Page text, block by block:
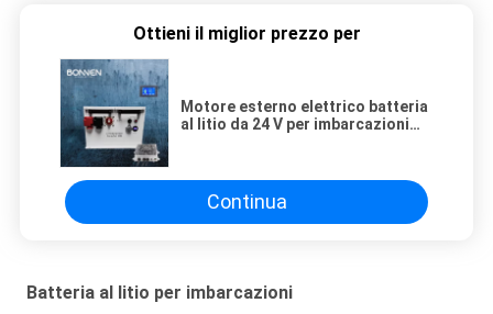
Ottieni il miglior prezzo per
Motore esterno elettrico batteria
al litio da 24 V per imbarcazioni
Continua
Batteria al litio per imbarcazioni